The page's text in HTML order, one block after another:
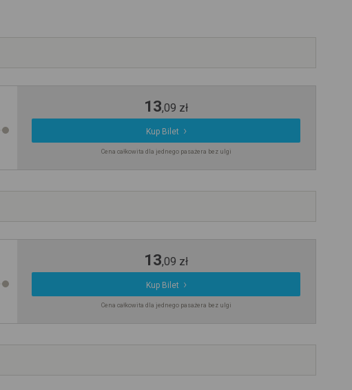
13,09 zł
Kup Bilet
Cena całkowita dla jednego pasażera bez ulgi
13,09 zł
Kup Bilet
Cena całkowita dla jednego pasażera bez ulgi